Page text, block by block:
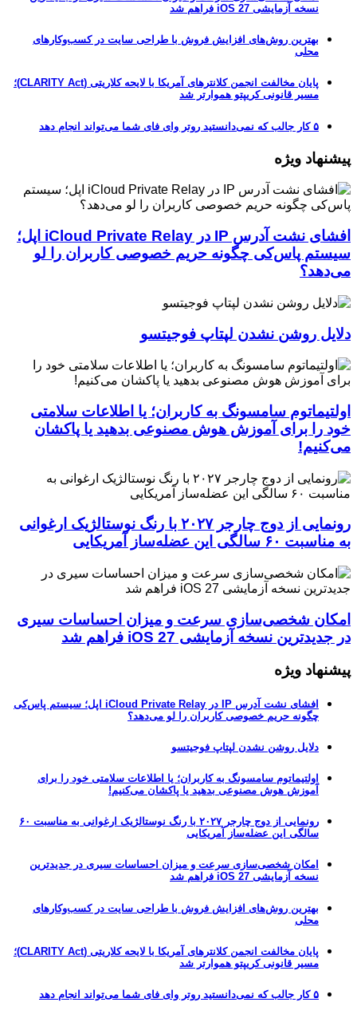
نسخه آزمایشی iOS 27 فراهم شد
بهترین روش‌های افزایش فروش با طراحی سایت در کسب‌وکارهای
محلی
پایان مخالفت انجمن کلانترهای آمریکا با لایحه کلاریتی (CLARITY Act)؛
مسیر قانونی کریپتو هموارتر شد
۵ کار جالب که نمی‌دانستید روتر وای فای شما می‌تواند انجام دهد
پیشنهاد ویژه
افشای نشت آدرس IP در iCloud Private Relay اپل؛
سیستم پاس‌کی چگونه حریم خصوصی کاربران را لو
می‌دهد؟
دلایل روشن نشدن لپتاپ فوجیتسو
اولتیماتوم سامسونگ به کاربران؛ یا اطلاعات سلامتی
خود را برای آموزش هوش مصنوعی بدهید یا پاکشان
می‌کنیم!
رونمایی از دوج چارجر ۲۰۲۷ با رنگ نوستالژیک ارغوانی
به مناسبت ۶۰ سالگی این عضله‌ساز آمریکایی
امکان شخصی‌سازی سرعت و میزان احساسات سیری
در جدیدترین نسخه آزمایشی iOS 27 فراهم شد
پیشنهاد ویژه
افشای نشت آدرس IP در iCloud Private Relay اپل؛ سیستم پاس‌کی
چگونه حریم خصوصی کاربران را لو می‌دهد؟
دلایل روشن نشدن لپتاپ فوجیتسو
اولتیماتوم سامسونگ به کاربران؛ یا اطلاعات سلامتی خود را برای
آموزش هوش مصنوعی بدهید یا پاکشان می‌کنیم!
رونمایی از دوج چارجر ۲۰۲۷ با رنگ نوستالژیک ارغوانی به مناسبت ۶۰
سالگی این عضله‌ساز آمریکایی
امکان شخصی‌سازی سرعت و میزان احساسات سیری در جدیدترین
نسخه آزمایشی iOS 27 فراهم شد
بهترین روش‌های افزایش فروش با طراحی سایت در کسب‌وکارهای
محلی
پایان مخالفت انجمن کلانترهای آمریکا با لایحه کلاریتی (CLARITY Act)؛
مسیر قانونی کریپتو هموارتر شد
۵ کار جالب که نمی‌دانستید روتر وای فای شما می‌تواند انجام دهد